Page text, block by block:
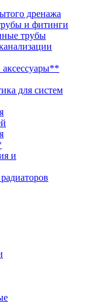
дренажа
и фитинги
трубы
аксессуары**
для систем
и